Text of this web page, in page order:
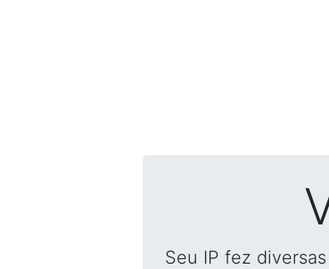
Seu IP fez